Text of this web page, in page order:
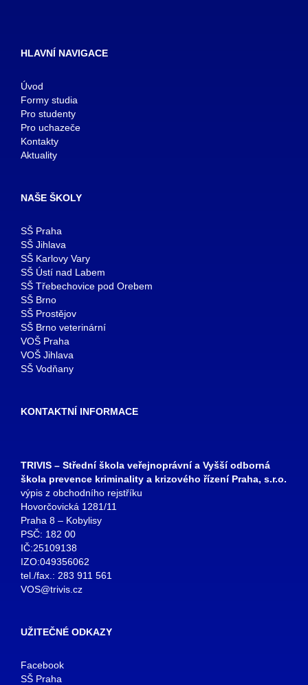
HLAVNÍ NAVIGACE
Úvod
Formy studia
Pro studenty
Pro uchazeče
Kontakty
Aktuality
NAŠE ŠKOLY
SŠ Praha
SŠ Jihlava
SŠ Karlovy Vary
SŠ Ústí nad Labem
SŠ Třebechovice pod Orebem
SŠ Brno
SŠ Prostějov
SŠ Brno veterinární
VOŠ Praha
VOŠ Jihlava
SŠ Vodňany
KONTAKTNÍ INFORMACE
TRIVIS – Střední škola veřejnoprávní a Vyšší odborná
škola prevence kriminality a krizového řízení Praha, s.r.o.
výpis z obchodního rejstříku
Hovorčovická 1281/11
Praha 8 – Kobylisy
PSČ: 182 00
IČ:25109138
IZO:049356062
tel./fax.: 283 911 561
VOS@trivis.cz
UŽITEČNÉ ODKAZY
Facebook
SŠ Praha